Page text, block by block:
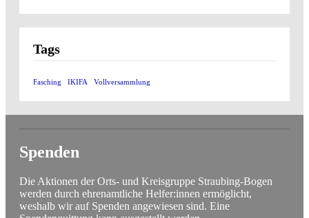
Tags
Fasching IKIFA Vollversammlung
Spenden
Die Aktionen der Orts- und Kreisgruppe Straubing-Bogen
werden durch ehrenamtliche Helfer:innen ermöglicht,
weshalb wir auf Spenden angewiesen sind. Eine